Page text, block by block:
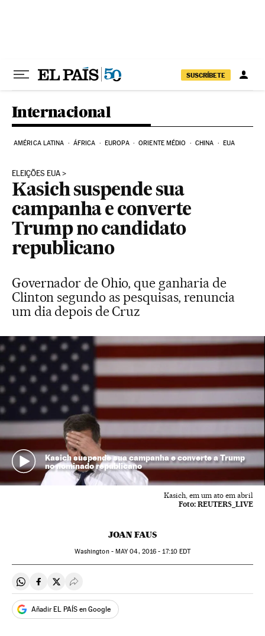
SUSCRÍBETE
Internacional
AMÉRICA LATINA ÁFRICA EUROPA ORIENTE MÉDIO CHINA EUA
ELEIÇÕES EUA
Kasich suspende sua
campanha e converte
Trump no candidato
republicano
Governador de Ohio, que ganharia de
Clinton segundo as pesquisas, renuncia
um dia depois de Cruz
Kasich suspende sua campanha e converte a Trump
no nominado republicano
Kasich, em um ato em abril
Foto: REUTERS_LIVE
JOAN FAUS
Washington - MAY04, 2016 - 17:10EDT
Compartir en Whatsapp
Compartir en Facebook
Compartir en Twitter
Desplegar Redes Sociales
Añadir EL PAÍS en Google